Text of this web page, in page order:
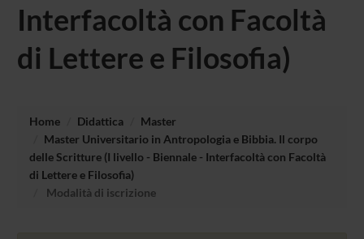
Interfacoltà con Facoltà
di Lettere e Filosofia)
Home Didattica
Master
Master Universitario in Antropologia e Bibbia. Il corpo
delle Scritture (I livello - Biennale - Interfacoltà con Facoltà
di Lettere e Filosofia)
Modalità di iscrizione